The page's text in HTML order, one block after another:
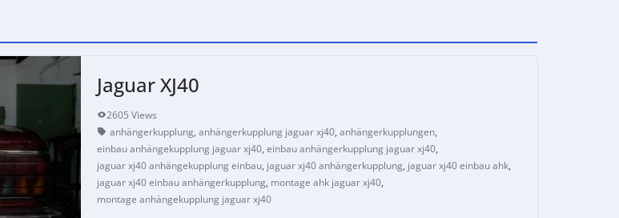
Jaguar XJ40
2605 Views
anhängerkupplung, anhängerkupplung jaguar xj40, anhängerkupplungen,
einbau anhängekupplung jaguar xj40, einbau anhängerkupplung jaguar xj40,
jaguar xj40 anhängekupplung einbau, jaguar xj40 anhängerkupplung, jaguar xj40 einbau ahk,
jaguar xj40 einbau anhängerkupplung, montage ahk jaguar xj40,
montage anhängekupplung jaguar xj40